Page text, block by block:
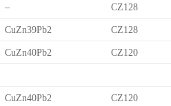
– CZ128
CuZn39Pb2 CZ128
CuZn40Pb2 CZ120
CuZn40Pb2 CZ120